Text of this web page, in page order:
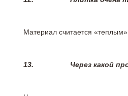
Материал считается
13. Через какой